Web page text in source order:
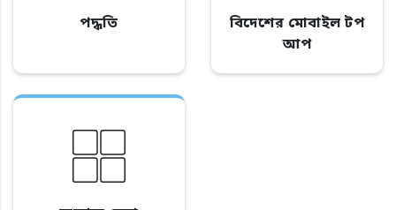
পদ্ধতি
বিদেশের মোবাইল টপ
আপ